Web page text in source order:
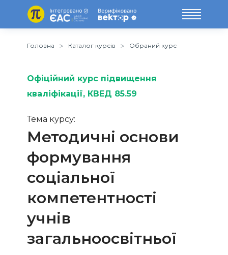
Головна Каталог курсів Обраний курс
Офіційний курс підвищення
кваліфікації, КВЕД 85.59
Тема курсу:
Методичні основи
формування
соціальної
компетентності
учнів
загальноосвітньої